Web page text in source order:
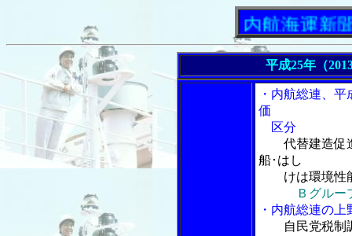
「内航海運新聞」ニ
平成25年（
・内航総連、
価
区分
代替建造促
船･はし
けは環境性
Ｂグルー
・内航総連の
自民党税制